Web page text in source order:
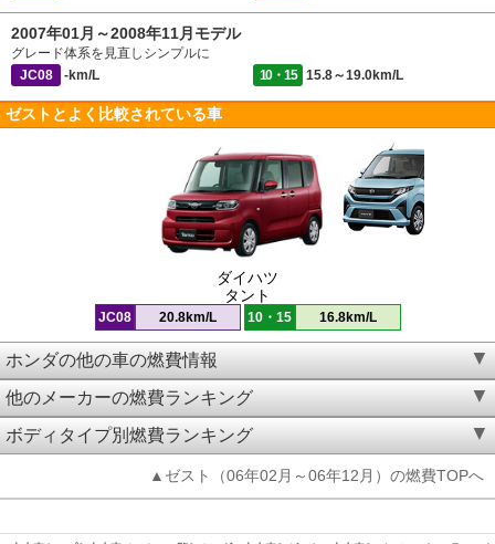
2007年01月～2008年11月モデル
グレード体系を見直しシンプルに
JC08
-km/L 10・15 15.8～19.0km/L
ゼストとよく比較されている車
ダイハツ
タント
JC08 20.8km/L 10・15 16.8km/L
ホンダの他の車の燃費情報
他のメーカーの燃費ランキング
ボディタイプ別燃費ランキング
▲ゼスト（06年02月～06年12月）の燃費TOPへ